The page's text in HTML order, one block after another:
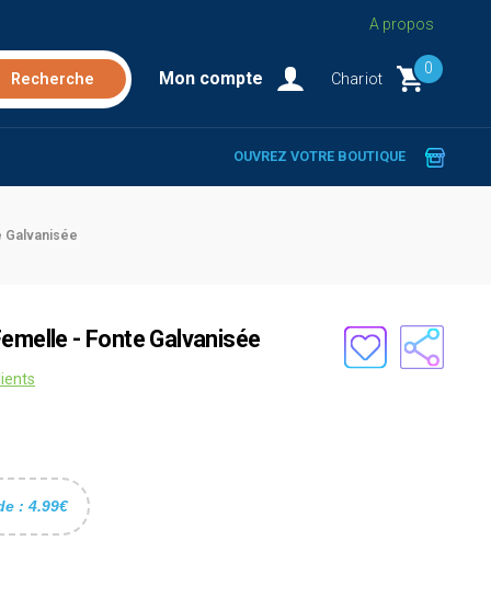
A propos
Mon compte Chariot
0
OUVREZ VOTRE BOUTIQUE
Galvanisée
- Fonte Galvanisée
: 4.99€